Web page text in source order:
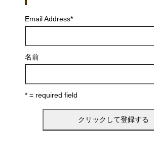
Email Address*
名前
* = required field